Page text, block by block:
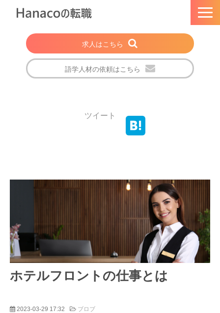
求人はこちら
語学人材の依頼はこちら
転職成功者の声
ツイート
ホテルフロントの仕事とは
2023-03-29 17:32 ブロブ